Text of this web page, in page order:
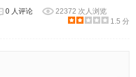
0 人评论
22372 次人浏览
1.5 分